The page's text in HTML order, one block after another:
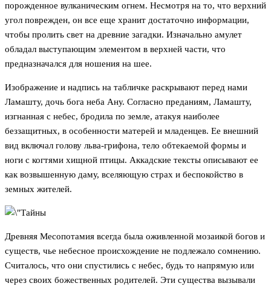
порожденное вулканическим огнем. Несмотря на то, что верхний
угол поврежден, он все еще хранит достаточно информации,
чтобы пролить свет на древние загадки. Изначально амулет
обладал выступающим элементом в верхней части, что
предназначался для ношения на шее.
Изображение и надпись на табличке раскрывают перед нами
Ламашту, дочь бога неба Ану. Согласно преданиям, Ламашту,
изгнанная с небес, бродила по земле, атакуя наиболее
беззащитных, в особенности матерей и младенцев. Ее внешний
вид включал голову льва-грифона, тело обтекаемой формы и
ноги с когтями хищной птицы. Аккадские тексты описывают ее
как возвышенную даму, вселяющую страх и беспокойство в
земных жителей.
Древняя Месопотамия всегда была оживленной мозаикой богов и
существ, чье небесное происхождение не подлежало сомнению.
Считалось, что они спустились с небес, будь то напрямую или
через своих божественных родителей. Эти существа вызывали